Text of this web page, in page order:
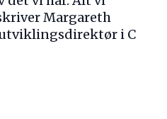
Margareth
i C